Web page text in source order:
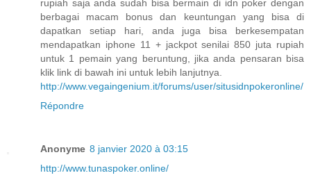
rupiah saja anda sudah bisa bermain di idn poker dengan
berbagai macam bonus dan keuntungan yang bisa di
dapatkan setiap hari, anda juga bisa berkesempatan
mendapatkan iphone 11 + jackpot senilai 850 juta rupiah
untuk 1 pemain yang beruntung, jika anda pensaran bisa
klik link di bawah ini untuk lebih lanjutnya.
http://www.vegaingenium.it/forums/user/situsidnpokeronline/
Répondre
Anonyme 8 janvier 2020 à 03:15
http://www.tunaspoker.online/